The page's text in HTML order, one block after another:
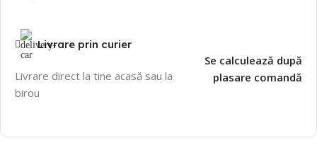
Livrare prin curier
Livrare direct la tine acasă sau la
birou
Se calculează după
plasare comandă